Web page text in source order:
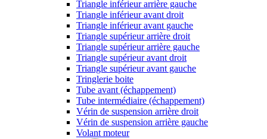
Triangle inférieur arrière gauche
Triangle inférieur avant droit
Triangle inférieur avant gauche
Triangle supérieur arrière droit
Triangle supérieur arrière gauche
Triangle supérieur avant droit
Triangle supérieur avant gauche
Tringlerie boite
Tube avant (échappement)
Tube intermédiaire (échappement)
Vérin de suspension arrière droit
Vérin de suspension arrière gauche
Volant moteur